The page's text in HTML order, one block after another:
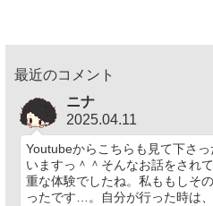
最近のコメント
ニナ
2025.04.11
Youtubeからこちらも見て下さ
いますっ＾＾そんなお話をされ
重な体験でしたね。私ももしそ
ったです…。自分が行った時は